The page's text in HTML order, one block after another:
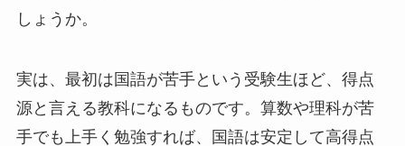
しょうか。
実は、最初は国語が苦手という受験生ほど、得点
源と言える教科になるものです。算数や理科が苦
手でも上手く勉強すれば、国語は安定して高得点